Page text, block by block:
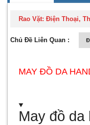
Rao Vặt:Điện Thoại,
Chủ Đề Liên Quan :
MAY ĐỒ DA
May đồ